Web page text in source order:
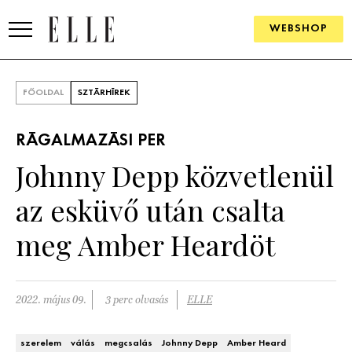
WEBSHOP
SZÉPSÉG
ÉLETMÓD
PÁRKAPCSOLAT
FŐOLDAL SZTÁRHÍREK
RÁGALMAZÁSI PER
Johnny Depp közvetlenül
az esküvő után csalta
meg Amber Heardöt
2022. május 09. 3 perc olvasás ELLE
szerelem válás megcsalás Johnny Depp
Amber Heard